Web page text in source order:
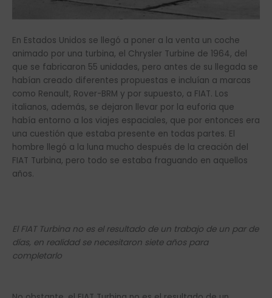
En Estados Unidos se llegó a poner a la venta un coche
animado por una turbina, el Chrysler Turbine de 1964, del
que se fabricaron 55 unidades, pero antes de su llegada se
habían creado diferentes propuestas e incluían a marcas
como Renault, Rover-BRM y por supuesto, a FIAT. Los
italianos, además, se dejaron llevar por la euforia que
había entorno a los viajes espaciales, que por entonces era
una cuestión que estaba presente en todas partes. El
hombre llegó a la luna mucho después de la creación del
FIAT Turbina, pero todo se estaba fraguando en aquellos
años.
El FIAT Turbina no es el resultado de un trabajo de un par de
días, en realidad se necesitaron siete años para
completarlo